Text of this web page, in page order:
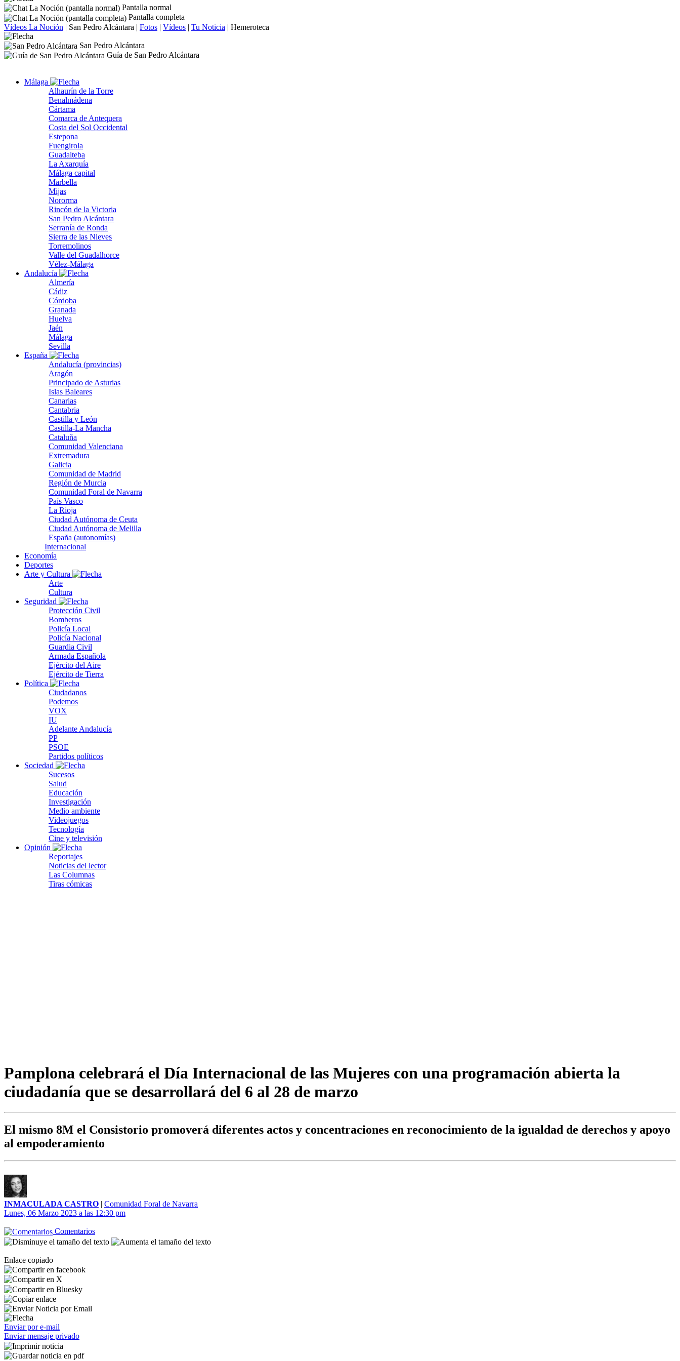
Pantalla normal
Pantalla completa
Vídeos La Noción | San Pedro Alcántara | Fotos | Vídeos | Tu Noticia | Hemeroteca
San Pedro Alcántara
Guía de San Pedro Alcántara
Málaga
Alhaurín de la Torre
Benalmádena
Cártama
Comarca de Antequera
Costa del Sol Occidental
Estepona
Fuengirola
Guadalteba
La Axarquía
Málaga capital
Marbella
Mijas
Nororma
Rincón de la Victoria
San Pedro Alcántara
Serranía de Ronda
Sierra de las Nieves
Torremolinos
Valle del Guadalhorce
Vélez-Málaga
Andalucía
Almería
Cádiz
Córdoba
Granada
Huelva
Jaén
Málaga
Sevilla
España
Andalucía (provincias)
Aragón
Principado de Asturias
Islas Baleares
Canarias
Cantabria
Castilla y León
Castilla-La Mancha
Cataluña
Comunidad Valenciana
Extremadura
Galicia
Comunidad de Madrid
Región de Murcia
Comunidad Foral de Navarra
País Vasco
La Rioja
Ciudad Autónoma de Ceuta
Ciudad Autónoma de Melilla
España (autonomías)
Internacional
Economía
Deportes
Arte y Cultura
Arte
Cultura
Seguridad
Protección Civil
Bomberos
Policía Local
Policía Nacional
Guardia Civil
Armada Española
Ejército del Aire
Ejército de Tierra
Política
Ciudadanos
Podemos
VOX
IU
Adelante Andalucía
PP
PSOE
Partidos políticos
Sociedad
Sucesos
Salud
Educación
Investigación
Medio ambiente
Videojuegos
Tecnología
Cine y televisión
Opinión
Reportajes
Noticias del lector
Las Columnas
Tiras cómicas
Pamplona celebrará el Día Internacional de las Mujeres con una programación abierta la
ciudadanía que se desarrollará del 6 al 28 de marzo
El mismo 8M el Consistorio promoverá diferentes actos y concentraciones en reconocimiento de la igualdad de derechos y apoyo
al empoderamiento
INMACULADA CASTRO | Comunidad Foral de Navarra
Lunes, 06 Marzo 2023 a las 12:30 pm
Comentarios
Enlace copiado
Enviar por e-mail
Enviar mensaje privado